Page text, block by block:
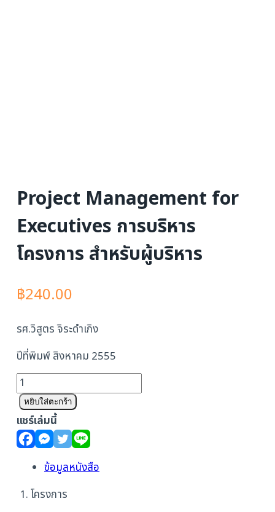
Project Management for
Executives การบริหาร
โครงการ สำหรับผู้บริหาร
฿240.00
รศ.วิสูตร จิระดำเกิง
ปีที่พิมพ์ สิงหาคม 2555
จำนวน
Project
Management
for
Executives
โครงการ
หยิบใส่ตะกร้า
แชร์เล่มนี้
ข้อมูลหนังสือ
1. โครงการ